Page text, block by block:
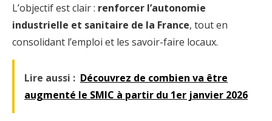
L’objectif est clair : renforcer l’autonomie
industrielle et sanitaire de la France, tout en
consolidant l’emploi et les savoir-faire locaux.
Lire aussi : Découvrez de combien va être
augmenté le SMIC à partir du 1er janvier 2026